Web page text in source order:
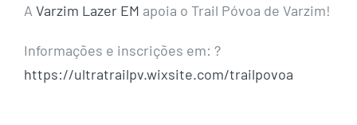
A Varzim Lazer EM apoia o Trail Póvoa de Varzim!
Informações e inscrições em: ?
https://ultratrailpv.wixsite.com/trailpovoa